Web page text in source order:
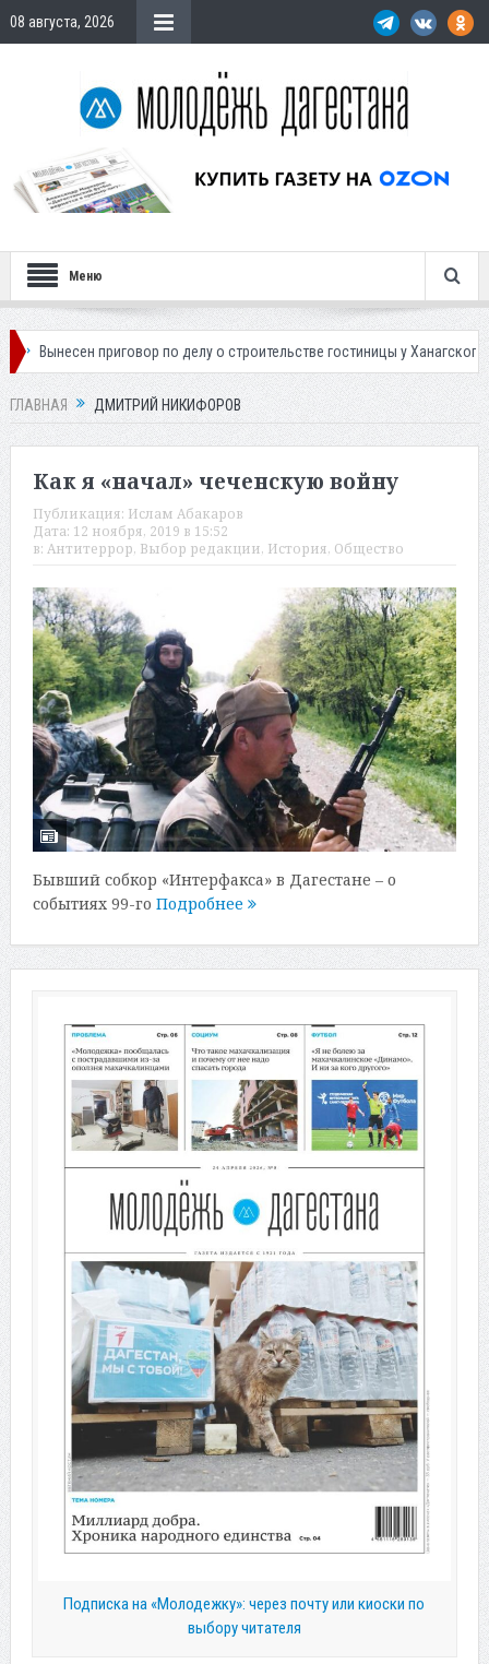
08 августа, 2026
Меню
приговор по делу о строительстве гостиницы у Ханагского водопада
ГЛАВНАЯ ДМИТРИЙ НИКИФОРОВ
Как я «начал» чеченскую войну
Публикация: Ислам Абакаров
Дата: 12 ноября, 2019 в 15:52
в: Антитеррор, Выбор редакции, История, Общество
Бывший собкор «Интерфакса» в Дагестане – о
событиях 99-го Подробнее
Подписка на «Молодежку»: через почту или киоски по
выбору читателя